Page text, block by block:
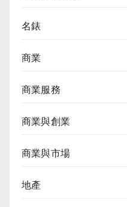
名錶
商業
商業服務
商業與創業
商業與市場
地產